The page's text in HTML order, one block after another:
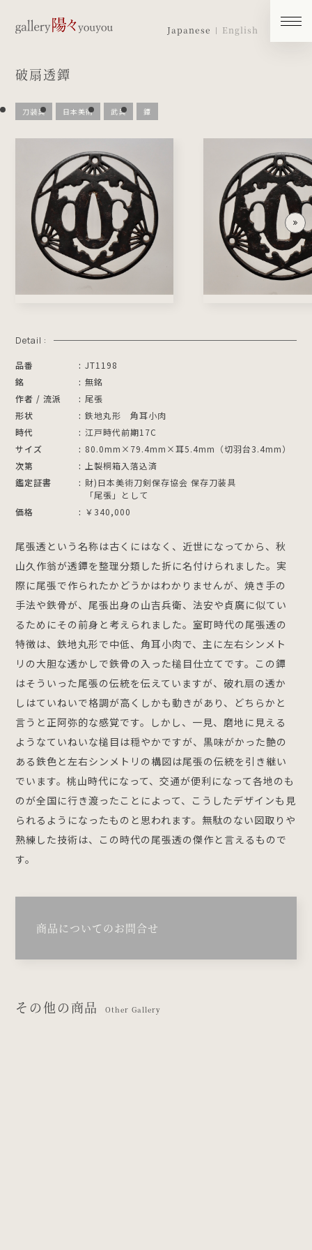
Japanese English
破扇透鐔
刀装具 日本美術 武具 鐔
Detail :
品番
JT1198
銘
無銘
作者 / 流派
尾張
形状
鉄地丸形 角耳小肉
時代
江戸時代前期17C
サイズ
80.0mm×79.4mm×耳5.4mm（切羽台3.4mm）
次第
上製桐箱入落込済
鑑定証書
財)日本美術刀剣保存協会 保存刀装具
「尾張」として
価格
￥340,000
尾張透という名称は古くにはなく、近世になってから、秋
山久作翁が透鐔を整理分類した折に名付けられました。実
際に尾張で作られたかどうかはわかりませんが、焼き手の
手法や鉄骨が、尾張出身の山吉兵衛、法安や貞廣に似てい
るためにその前身と考えられました。室町時代の尾張透の
特徴は、鉄地丸形で中低、角耳小肉で、主に左右シンメト
リの大胆な透かしで鉄骨の入った槌目仕立てです。この鐔
はそういった尾張の伝統を伝えていますが、破れ扇の透か
しはていねいで格調が高くしかも動きがあり、どちらかと
言うと正阿弥的な感覚です。しかし、一見、磨地に見える
ようなていねいな槌目は穏やかですが、黒味がかった艶の
ある鉄色と左右シンメトリの構図は尾張の伝統を引き継い
でいます。桃山時代になって、交通が便利になって各地のも
のが全国に行き渡ったことによって、こうしたデザインも見
られるようになったものと思われます。無駄のない図取りや
熟練した技術は、この時代の尾張透の傑作と言えるもので
す。
商品についてのお問合せ
その他の商品 Other Gallery